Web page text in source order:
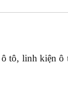
tô, linh kiện ô